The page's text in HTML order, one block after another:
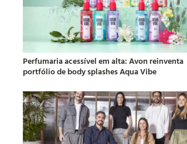
Perfumaria acessível em alta: Avon reinventa
portfólio de body splashes Aqua Vibe